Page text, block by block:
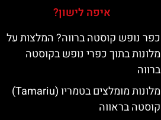
איפה לישון?
כפר נופש קוסטה ברווה? המלצות על
מלונות בתוך כפרי נופש בקוסטה
ברווה
מלונות מומלצים בטמריו (Tamariu)
קוסטה בראווה